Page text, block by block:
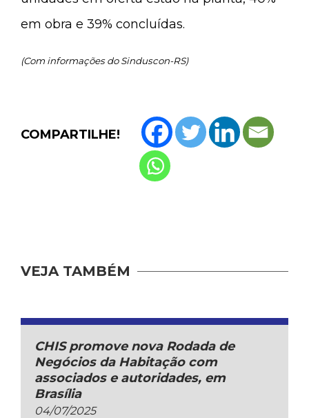
em obra e 39% concluídas.
(Com informações do Sinduscon-RS)
COMPARTILHE!
VEJA TAMBÉM
CHIS promove nova Rodada de
Negócios da Habitação com
associados e autoridades, em
Brasília
04/07/2025